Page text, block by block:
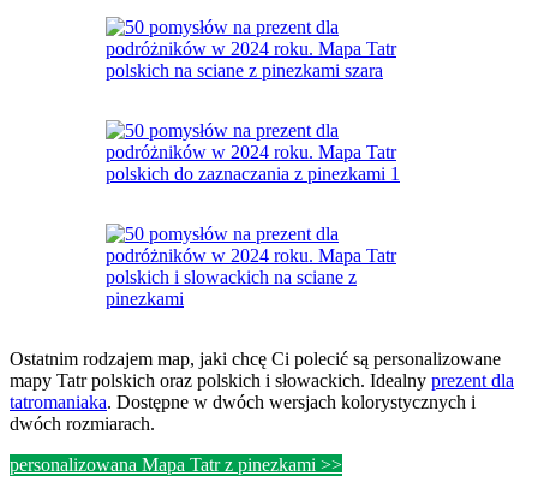
Ostatnim rodzajem map, jaki chcę Ci polecić są personalizowane
mapy Tatr polskich oraz polskich i słowackich. Idealny prezent dla
tatromaniaka. Dostępne w dwóch wersjach kolorystycznych i
dwóch rozmiarach.
personalizowana Mapa Tatr z pinezkami >>